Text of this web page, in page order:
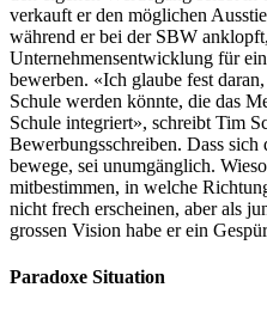
verkauft er den möglichen
während er bei der SBW
Unternehmens­entwicklung für
bewerben. «Ich glaube fest
Schule werden könnte, die das
Schule integriert», schreibt Tim
Bewerbungs­schreiben. Dass
bewege, sei unumgänglich.
mitbestimmen, in welche
nicht frech erscheinen, aber als
grossen Vision habe er ein
Paradoxe Situation